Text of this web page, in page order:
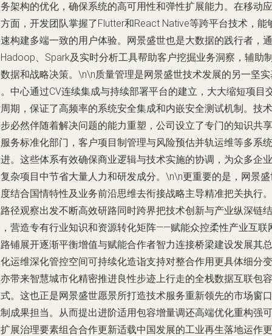
架构的优化，确保系统的高可用性和弹性扩展能力。在移动应
面，开发团队掌握了Flutter和React Native等跨平台技术，能
构建多端一致的用户体验。网景盛世也是大数据的践行者，通
、Spark及实时分析工具帮助客户挖掘业务洞察，辅助
据和战略决策。\n\n质量管理是网景盛世技术发展的另一坚
中心通过CV连续集成与持续部署平台的建立，大大缩短项目
期，保证了高频率的系统安全集成和内嵌安全测试机制。技术
必然伴随着解决问题的能力重塑，公司设立了专门的知识共享
务标准化部门，客户项目制管理与风险预估并轨运维等多系统
。这些体系有效确保商业逻辑与技术实施的协调，为众多企业
杂项目中节省大量人力和研发成分。\n\n更重要的是，网景
结合国情特性及业务前沿思维去衔接战略主导精准把关执行。
径观察出发不断高效研路同时跨界把技术创新与产业纵深链结
营造专有行业知识和资源转化矩阵——赋能众控柔性产业互联
铺展开逐渐平衡增值与赋能合作者智力连接桥梁建设发展其总
运维深化管控空间可持续化造诣支持对整合作用更具体细分变
带来智慧城市化精密推进良性步迹上行走的全栈数据互联包容
。这也正是网景盛世愿景所打造技术服务重新领先的市场窗口
成果担当。从而提出进阶适用包容增量调还高端优化重构强可
展治理要素组合合作更新适载中国发展的工业再生落地运作更